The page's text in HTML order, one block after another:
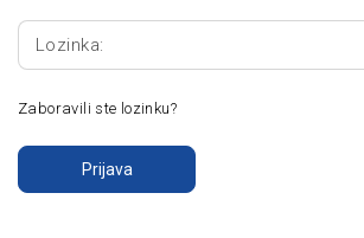
Lozinka:
Zaboravili ste lozinku?
Prijava